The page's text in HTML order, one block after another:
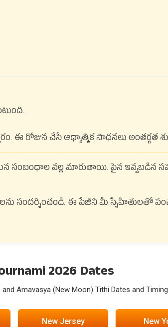
ఈ రోజున చేసే ఆధ్యాత్మిక సాధనలు అంతర్గత
సంబంధాల వల్ల మారుతాయి. పైన ఇవ్వబడిన
సందర్శించండి. ఈ పేజీని మీ స్నేహితులతో
2026 Dates
Amavasya (New Moon) Tithi Dates and
New Jersey New